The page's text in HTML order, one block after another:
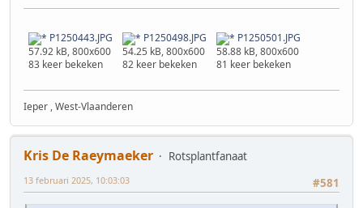
P1250443.JPG
57.92 kB, 800x600
83 keer bekeken
P1250498.JPG
54.25 kB, 800x600
82 keer bekeken
P1250501.JPG
58.88 kB, 800x600
81 keer bekeken
Ieper , West-Vlaanderen
Kris De Raeymaeker
Rotsplantfanaat
#581
13 februari 2025, 10:03:03